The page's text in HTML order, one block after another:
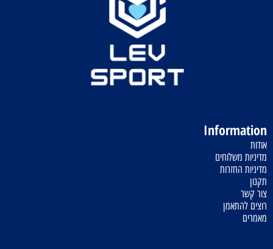
Information
אודות
מדיניות משלוחים
מדיניות החזרות
תקנון
צור קשר
רוצים להתאמן
מאמרים